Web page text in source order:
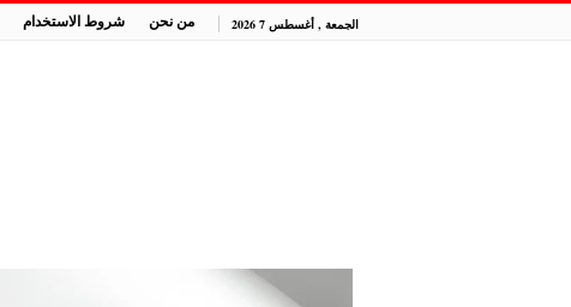
الجمعة , أغسطس 7 2026 من نحن شروط الاستخدام